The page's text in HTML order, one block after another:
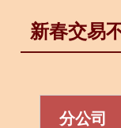
新春交易
分公司